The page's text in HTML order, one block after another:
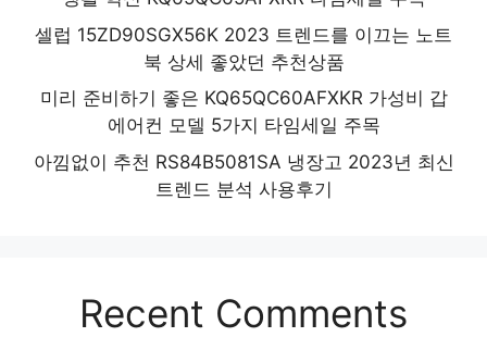
셀럽 15ZD90SGX56K 2023 트렌드를 이끄는 노트
북 상세 좋았던 추천상품
미리 준비하기 좋은 KQ65QC60AFXKR 가성비 갑
에어컨 모델 5가지 타임세일 주목
아낌없이 추천 RS84B5081SA 냉장고 2023년 최신
트렌드 분석 사용후기
Recent Comments